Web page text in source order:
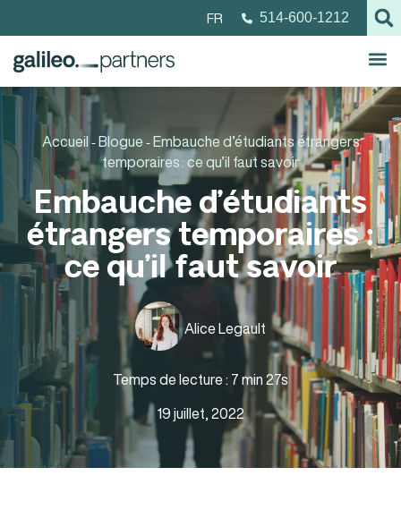
FR 514-600-1212
Accueil -Blogue-Embauche d’étudiants étrangers
temporaires : ce qu’il faut savoir
Embauche d’étudiants
étrangers temporaires :
ce qu’il faut savoir
Alice Legault
Temps de lecture : 7 min 27s
19 juillet, 2022